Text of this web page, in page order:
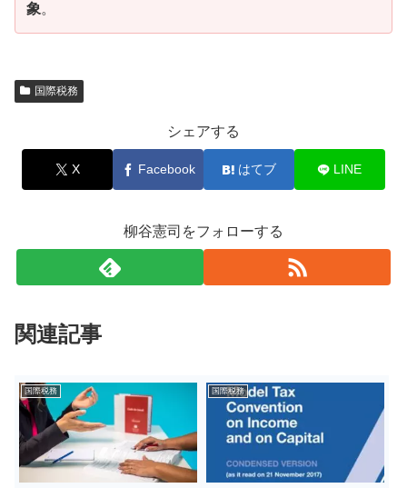
象。
国際税務
シェアする
X Facebook はてブ LINE
柳谷憲司をフォローする
関連記事
国際税務 国際税務